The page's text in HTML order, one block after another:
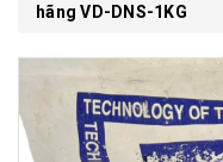
hãng VD-DNS-1KG